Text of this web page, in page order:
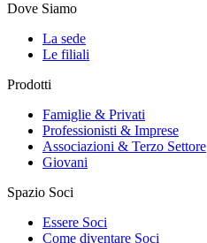
Dove Siamo
La sede
Le filiali
Prodotti
Famiglie & Privati
Professionisti & Imprese
Associazioni & Terzo Settore
Giovani
Spazio Soci
Essere Soci
Come diventare Soci